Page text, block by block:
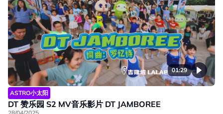
01:29
ASTRO小太阳
DT 赞乐园 S2 MV音乐影片 DT JAMBOREE